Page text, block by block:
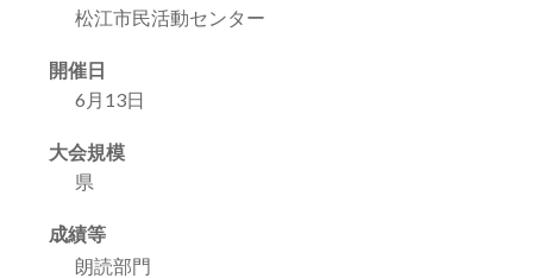
松江市民活動センター
開催日
6月13日
大会規模
県
成績等
朗読部門